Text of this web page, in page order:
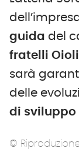
guida del
fratelli Oioli
sarà
delle
di sviluppo
©